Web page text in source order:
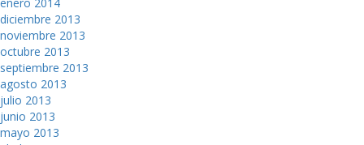
diciembre 2013
noviembre 2013
octubre 2013
septiembre 2013
agosto 2013
julio 2013
junio 2013
mayo 2013